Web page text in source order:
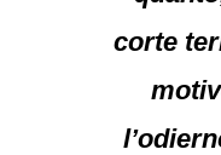
corte